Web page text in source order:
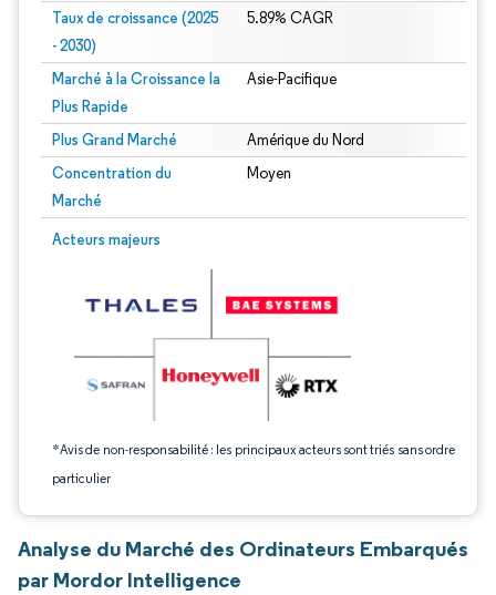
Taux de croissance (2025
- 2030)
5.89% CAGR
Marché à la Croissance la
Plus Rapide
Asie-Pacifique
Plus Grand Marché Amérique du Nord
Concentration du
Marché
Moyen
Acteurs majeurs
*Avis de non-responsabilité : les principaux acteurs sont triés sans ordre
particulier
Image © Mordor Intelligence. La réutilisation nécessite une attribution sous CC
Analyse du Marché des Ordinateurs Embarqués
par Mordor Intelligence